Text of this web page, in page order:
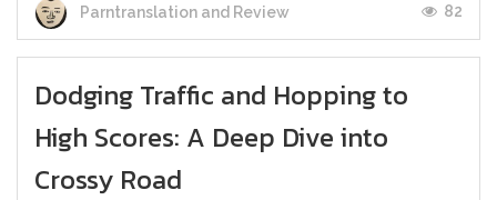
Parntranslation and Review 82
Dodging Traffic and Hopping to
High Scores: A Deep Dive into
Crossy Road